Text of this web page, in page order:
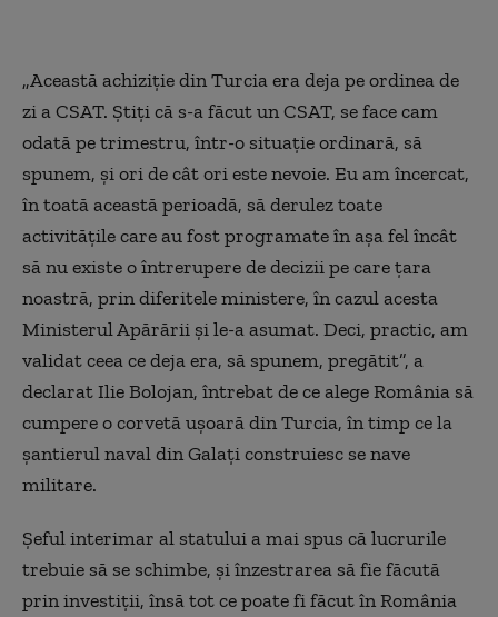
„Această achiziție din Turcia era deja pe ordinea de
zi a CSAT. Știți că s-a făcut un CSAT, se face cam
odată pe trimestru, într-o situație ordinară, să
spunem, și ori de cât ori este nevoie. Eu am încercat,
în toată această perioadă, să derulez toate
activitățile care au fost programate în așa fel încât
să nu existe o întrerupere de decizii pe care țara
noastră, prin diferitele ministere, în cazul acesta
Ministerul Apărării și le-a asumat. Deci, practic, am
validat ceea ce deja era, să spunem, pregătit”, a
declarat Ilie Bolojan, întrebat de ce alege România să
cumpere o corvetă ușoară din Turcia, în timp ce la
șantierul naval din Galați construiesc se nave
militare.
Șeful interimar al statului a mai spus că lucrurile
trebuie să se schimbe, și înzestrarea să fie făcută
prin investiții, însă tot ce poate fi făcut în România